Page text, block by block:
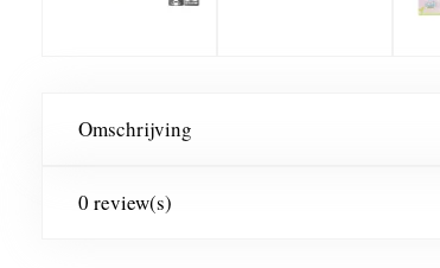
Omschrijving
0 review(s)